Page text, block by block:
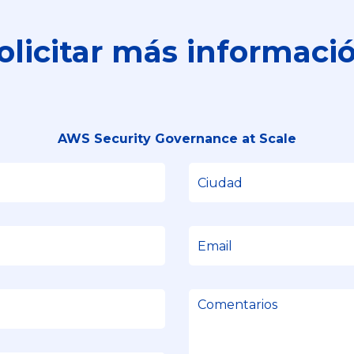
más
AWS Security Governance at Scale